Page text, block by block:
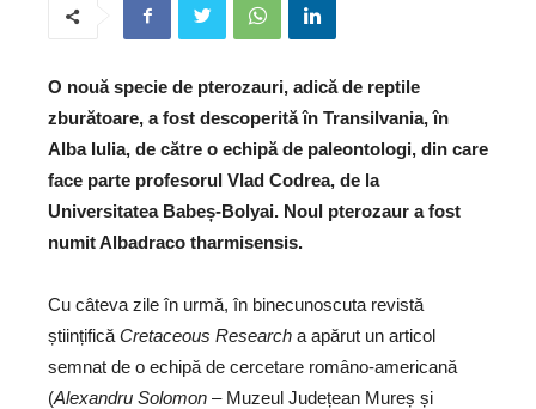
O nouă specie de pterozauri, adică de reptile
zburătoare, a fost descoperită în Transilvania, în
Alba Iulia, de către o echipă de paleontologi, din care
face parte profesorul Vlad Codrea, de la
Universitatea Babeș-Bolyai. Noul pterozaur a fost
numit Albadraco tharmisensis.
Cu câteva zile în urmă, în binecunoscuta revistă
științifică Cretaceous Research a apărut un articol
semnat de o echipă de cercetare româno-americană
(Alexandru Solomon – Muzeul Județean Mureș și